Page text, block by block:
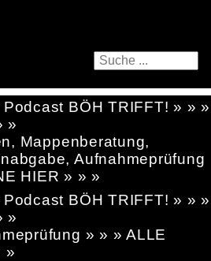
BÖH TRIFFT! » » »
»
Mappenberatung,
Aufnahmeprüfung
HIER » » »
BÖH TRIFFT! » » »
»
» » » ALLE
»